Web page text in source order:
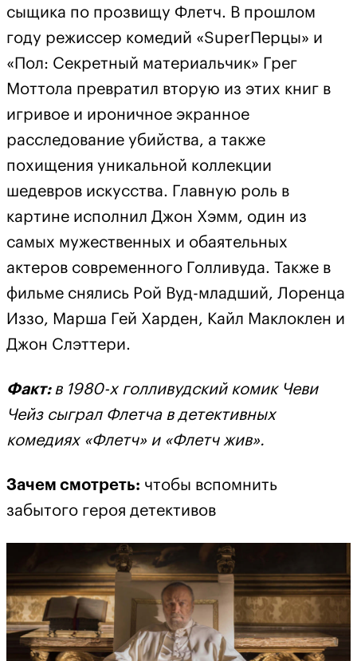
сыщика по прозвищу Флетч. В прошлом
году режиссер комедий «SuperПерцы» и
«Пол: Секретный материальчик» Грег
Моттола превратил вторую из этих книг в
игривое и ироничное экранное
расследование убийства, а также
похищения уникальной коллекции
шедевров искусства. Главную роль в
картине исполнил Джон Хэмм, один из
самых мужественных и обаятельных
актеров современного Голливуда. Также в
фильме снялись Рой Вуд-младший, Лоренца
Иззо, Марша Гей Харден, Кайл Маклоклен и
Джон Слэттери.
Факт: в 1980-х голливудский комик Чеви
Чейз сыграл Флетча в детективных
комедиях «Флетч» и «Флетч жив».
Зачем смотреть: чтобы вспомнить
забытого героя детективов